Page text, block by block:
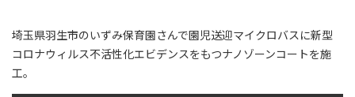
埼玉県羽生市のいずみ保育園さんで園児送迎マイクロバスに新型
コロナウィルス不活性化エビデンスをもつナノゾーンコートを施
工。